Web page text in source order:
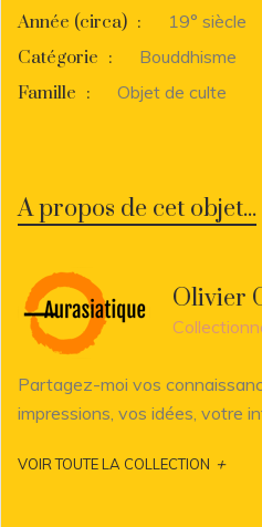
Année (circa) :
19° siècle
Catégorie :
Bouddhisme
Famille : Objet de culte
A propos de cet objet...
Olivier
Partagez-moi vos
impressions, vos idées, votre
VOIR TOUTE LA COLLECTION +